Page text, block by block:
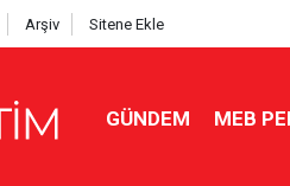
Arşiv Sitene Ekle
GÜNDEM MEB